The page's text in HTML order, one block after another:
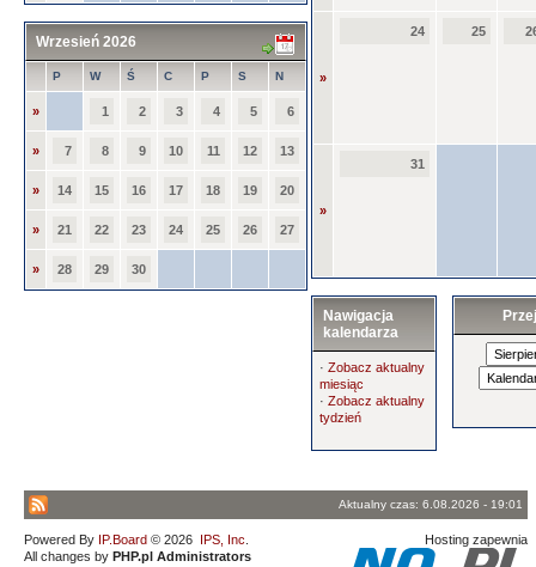
Wrzesień 2026
P W Ś C P S N
» 1 2 3 4 5 6
» 7 8 9 10 11 12 13
» 14 15 16 17 18 19 20
» 21 22 23 24 25 26 27
» 28 29 30
»
24 25
»
31
Nawigacja
kalendarza
· Zobacz aktualny
miesiąc
· Zobacz aktualny
tydzień
Aktualny czas: 6.08.2026 - 19:01
Powered By IP.Board © 2026 IPS, Inc
All changes by PHP.pl Administrators
Hosting zapewnia